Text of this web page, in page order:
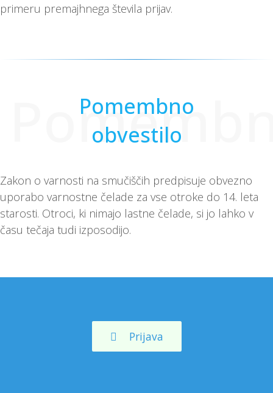
primeru premajhnega števila prijav.
Pomembno
obvestilo
Zakon o varnosti na smučiščih predpisuje obvezno
uporabo varnostne čelade za vse otroke do 14. leta
starosti. Otroci, ki nimajo lastne čelade, si jo lahko v
času tečaja tudi izposodijo.
Prijava